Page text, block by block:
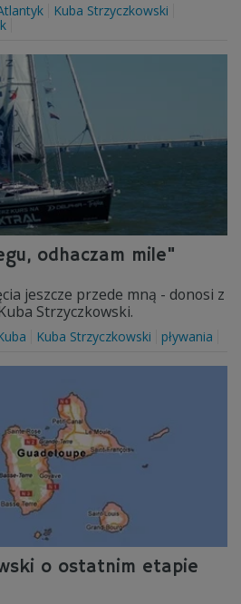
Kuba Strzyczkowski
odhaczam mile"
jeszcze przede mną - donosi z
Strzyczkowski.
Kuba Strzyczkowski pływania
o ostatnim etapie